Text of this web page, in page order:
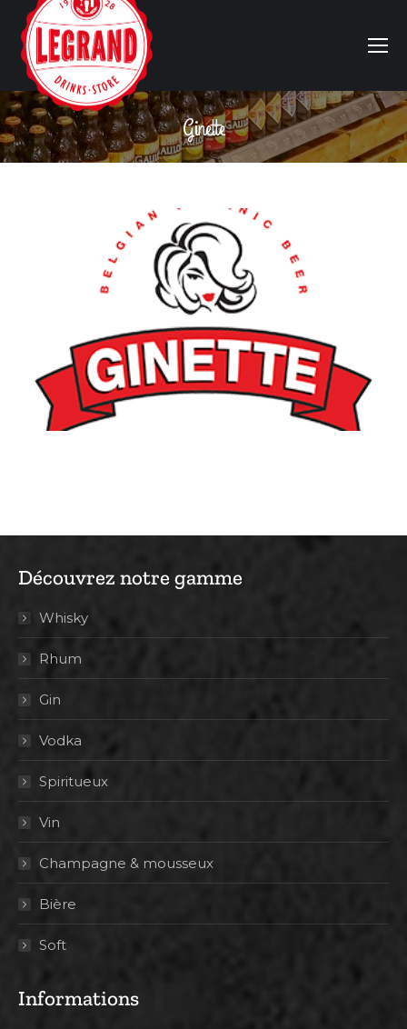
Ginette
Vous êtes ici :
Découvrez notre gamme
Whisky
Rhum
Gin
Vodka
Spiritueux
Vin
Champagne & mousseux
Bière
Soft
Informations